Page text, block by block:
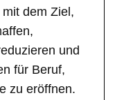
dem Ziel,
und
für Beruf,
zu eröffnen.